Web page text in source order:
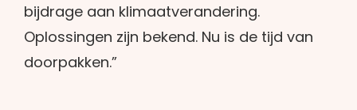
bijdrage aan klimaatverandering.
Oplossingen zijn bekend. Nu is de tijd van
doorpakken.”